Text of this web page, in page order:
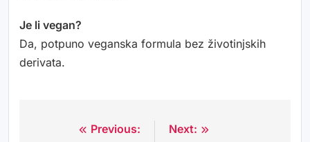
Je li vegan?
Da, potpuno veganska formula bez životinjskih
derivata.
NavigacijaPrevious:
Next: